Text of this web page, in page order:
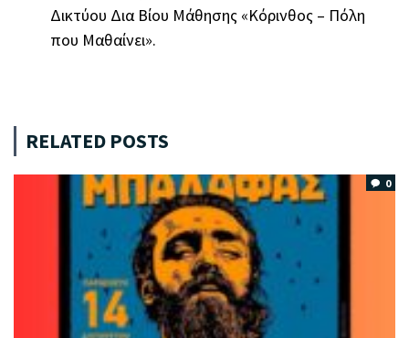
Δικτύου Δια Βίου Μάθησης «Κόρινθος – Πόλη
που Μαθαίνει».
RELATED POSTS
0